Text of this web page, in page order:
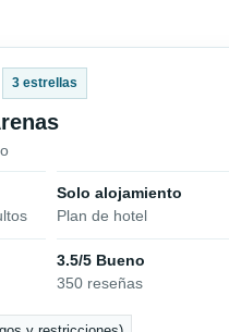
3 estrellas
Solo alojamiento
Plan de hotel
3.5/5 Bueno
350 reseñas